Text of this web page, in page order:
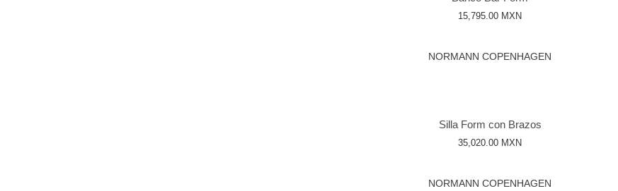
15,795.00 MXN
NORMANN COPENHAGEN
Silla Form con Brazos
35,020.00 MXN
NORMANN COPENHAGEN